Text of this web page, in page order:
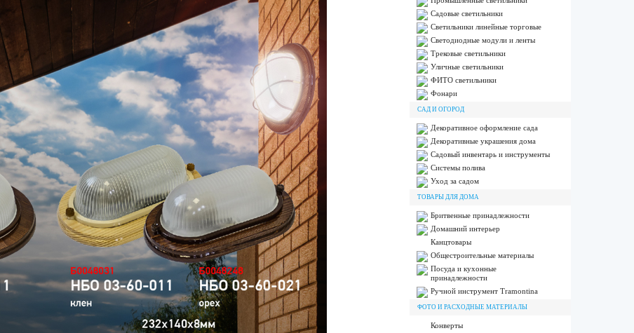
Садовые светильники
Светильники линейные торговые
Светодиодные модули и ленты
Трековые светильники
Уличные светильники
ФИТО светильники
Фонари
САД И ОГОРОД
Декоративное оформление сада
Декоративные украшения дома
Садовый инвентарь и инструменты
Системы полива
Уход за садом
ТОВАРЫ ДЛЯ ДОМА
Бритвенные принадлежности
Домашний интерьер
Канцтовары
Общестроительные материалы
Посуда и кухонные
принадлежности
Ручной инструмент Tramontina
ФОТО И РАСХОДНЫЕ МАТЕРИАЛЫ
Конверты